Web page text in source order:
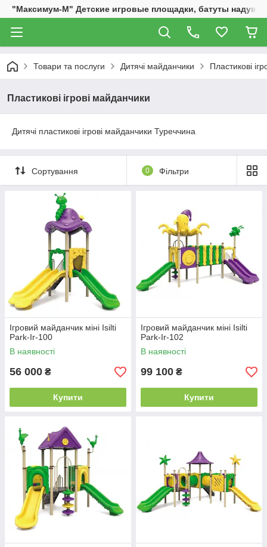
"Максимум-М" Детские игровые площадки, батуты
Товари та послуги Дитячі майданчики Пластикові
Пластикові ігрові майданчики
Дитячі пластикові ігрові майданчики Туреччина
Сортування 0 Фільтри
Ігровий майданчик міні Isilti
Park-Ir-100
В наявності
56 000 ₴
Купити
Ігровий майданчик міні Isilti
Park-Ir-102
В наявності
99 100 ₴
Купити